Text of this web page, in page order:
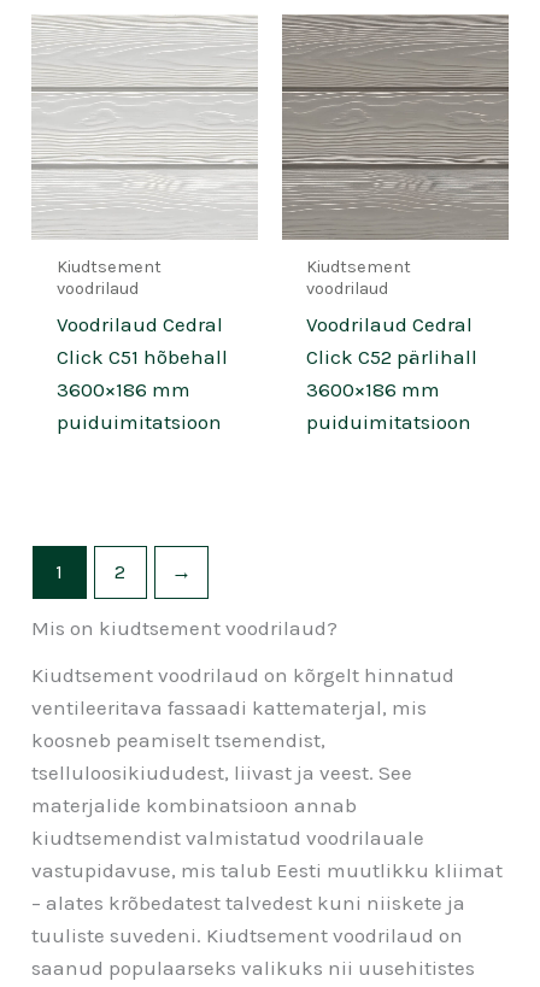
Kiudtsement
voodrilaud
Voodrilaud Cedral
Click C51 hõbehall
3600×186 mm
puiduimitatsioon
Kiudtsement
voodrilaud
Voodrilaud Cedral
Click C52 pärlihall
3600×186 mm
puiduimitatsioon
1 2 →
Mis on kiudtsement voodrilaud?
Kiudtsement voodrilaud on kõrgelt hinnatud
ventileeritava fassaadi kattematerjal, mis
koosneb peamiselt tsemendist,
tselluloosikiududest, liivast ja veest. See
materjalide kombinatsioon annab
kiudtsemendist valmistatud voodrilauale
vastupidavuse, mis talub Eesti muutlikku kliimat
– alates krõbedatest talvedest kuni niiskete ja
tuuliste suvedeni. Kiudtsement voodrilaud on
saanud populaarseks valikuks nii uusehitistes